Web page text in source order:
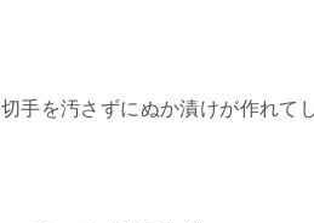
手を汚さずにぬか漬けが作れて